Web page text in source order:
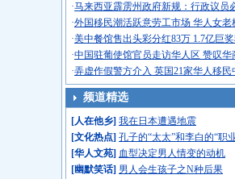
·马来西亚霹雳州政府新规：行政议员
·外国移民潮活跃意劳工市场 华人女老
·美中餐馆售出头彩分红83万 1.7亿巨
·中国驻葡使馆官员走访华人区 赞叹华
·弄虚作假警方介入 英国21家华人移民
频道精选
[人在他乡] 我在日本遭遇地震
[文化热点] 孔子的“太太”和李白的“职
[华人文苑] 血型决定男人情变的动机
[幽默笑话] 男人会生孩子之N种后果